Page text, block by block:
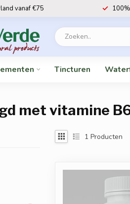
vanaf €75
Tincturen
met vitamine
1 Producten